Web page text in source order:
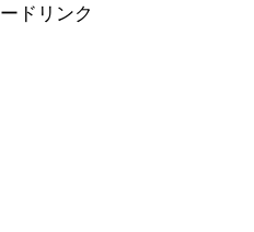
ドリンク